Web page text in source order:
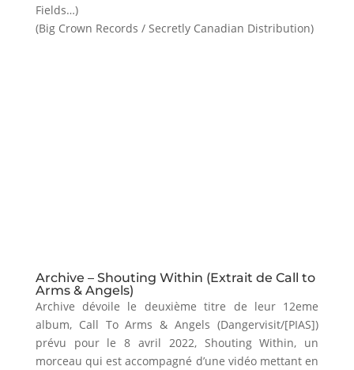
Fields…)
(Big Crown Records / Secretly Canadian Distribution)
Archive – Shouting Within (Extrait de Call to
Arms & Angels)
Archive dévoile le deuxième titre de leur 12eme
album, Call To Arms & Angels (Dangervisit/[PIAS])
prévu pour le 8 avril 2022, Shouting Within, un
morceau qui est accompagné d’une vidéo mettant en